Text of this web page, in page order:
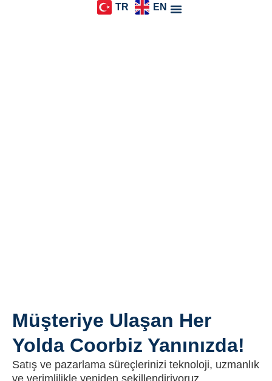
TR EN
Müşteriye Ulaşan Her
Yolda Coorbiz Yanınızda!
Satış ve pazarlama süreçlerinizi teknoloji, uzmanlık
ve verimlilikle yeniden şekillendiriyoruz.